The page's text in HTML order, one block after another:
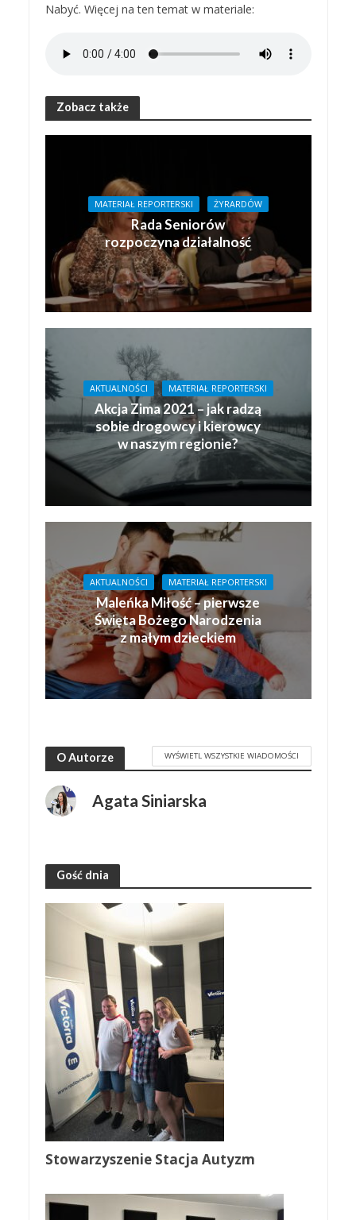
Nabyć. Więcej na ten temat w materiale:
Zobacz także
MATERIAŁ REPORTERSKI ŻYRARDÓW
Rada Seniorów
rozpoczyna działalność
AKTUALNOŚCI MATERIAŁ REPORTERSKI
Akcja Zima 2021 – jak radzą
sobie drogowcy i kierowcy
w naszym regionie?
AKTUALNOŚCI MATERIAŁ REPORTERSKI
Maleńka Miłość – pierwsze
Święta Bożego Narodzenia
z małym dzieckiem
O Autorze WYŚWIETL WSZYSTKIE WIADOMOŚCI
Agata Siniarska
Gość dnia
Stowarzyszenie Stacja Autyzm